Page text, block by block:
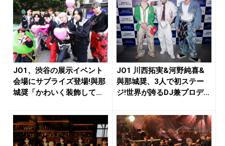
JO1、渋谷の展示イベント
会場にサプライズ登場!與那
城奨「かわいく装飾してい
JO1 川西拓実&河野純喜&
與那城奨、3人で初ステー
ジ!世界が誇るDJ兼プロデ